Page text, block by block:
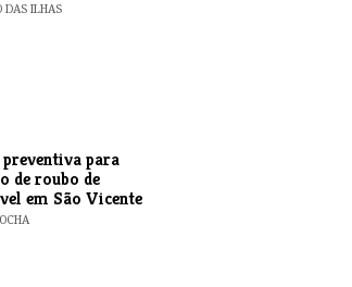
DAS ILHAS
para
de roubo de
em São Vicente